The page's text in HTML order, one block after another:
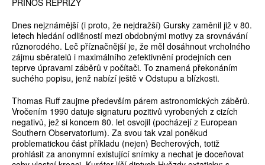
PŘÍNOS REPRÍZY
Dnes nejznámější (i proto, že nejdražší) Gursky zaměnil již v 80.
letech hledání odlišností mezi obdobnými motivy za srovnávání
různorodého. Leč příznačnější je, že měl dosáhnout vrcholného
zájmu sběratelů i maximálního zefektivnění prodejních cen
teprve úpravami záběrů v počítači. To znamená překonáním
suchého popisu, jenž nabízí ještě v Odstupu a blízkosti.
Thomas Ruff zaujme především párem astronomických záběrů.
Vročením 1990 datuje signaturu pozitivů vyrobených z cizích
negativů, jež si koncem 80. let osvojil (pocházejí z European
Southern Observatorium). Za svou tak vzal poněkud
problematickou část příkladu (nejen) Becherových, totiž
prohlásit za anonymní existující snímky a nechat je doceňovat